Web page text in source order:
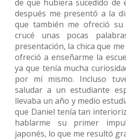
de que hubiera sucedido de
después me presentó a la
que también me ofreció
crucé unas pocas
presentación, la chica que
ofreció a enseñarme la
ya que tenía mucha
por mí mismo. Incluso
saludar a un estudiante
llevaba un año y medio
que Daniel tenía tan
hablarme su primer
japonés, lo que me resultó